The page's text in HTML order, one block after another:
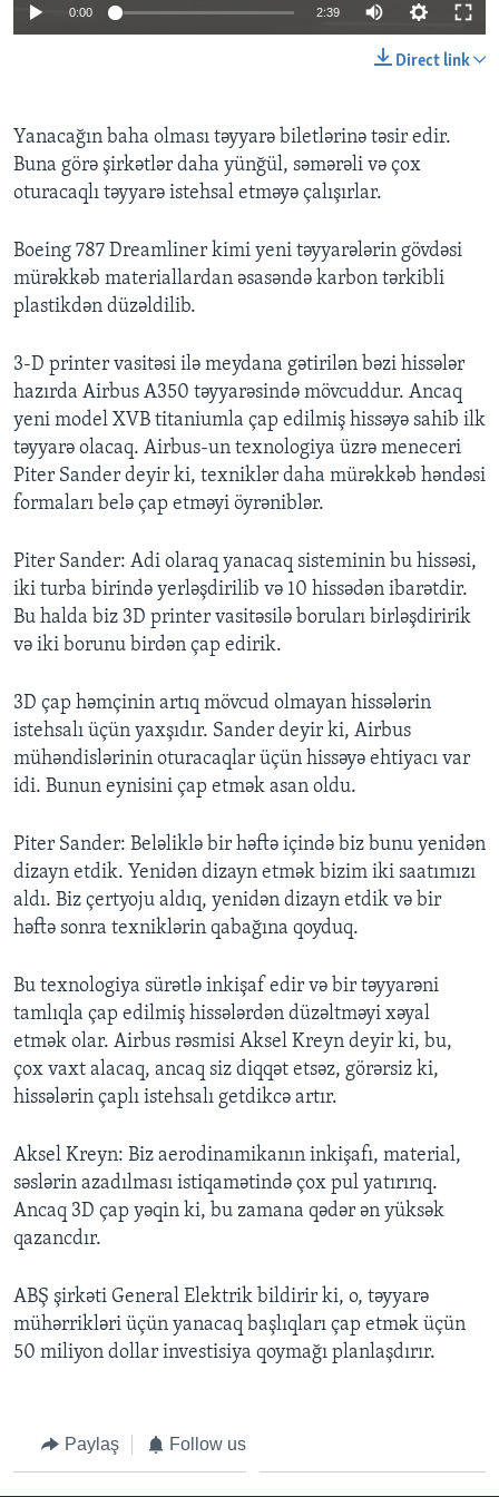
Dillər
0:00 2:39
Direct link
Yanacağın baha olması təyyarə biletlərinə təsir edir.
Buna görə şirkətlər daha yünğül, səmərəli və çox
oturacaqlı təyyarə istehsal etməyə çalışırlar.
Boeing 787 Dreamliner kimi yeni təyyarələrin gövdəsi
mürəkkəb materiallardan əsasəndə karbon tərkibli
plastikdən düzəldilib.
3-D printer vasitəsi ilə meydana gətirilən bəzi hissələr
hazırda Airbus A350 təyyarəsində mövcuddur. Ancaq
yeni model XVB titaniumla çap edilmiş hissəyə sahib ilk
təyyarə olacaq. Airbus-un texnologiya üzrə meneceri
Piter Sander deyir ki, texniklər daha mürəkkəb həndəsi
formaları belə çap etməyi öyrəniblər.
Piter Sander: Adi olaraq yanacaq sisteminin bu hissəsi,
iki turba birində yerləşdirilib və 10 hissədən ibarətdir.
Bu halda biz 3D printer vasitəsilə boruları birləşdiririk
və iki borunu birdən çap edirik.
3D çap həmçinin artıq mövcud olmayan hissələrin
istehsalı üçün yaxşıdır. Sander deyir ki, Airbus
mühəndislərinin oturacaqlar üçün hissəyə ehtiyacı var
idi. Bunun eynisini çap etmək asan oldu.
Piter Sander: Beləliklə bir həftə içində biz bunu yenidən
dizayn etdik. Yenidən dizayn etmək bizim iki saatımızı
aldı. Biz çertyoju aldıq, yenidən dizayn etdik və bir
həftə sonra texniklərin qabağına qoyduq.
Bu texnologiya sürətlə inkişaf edir və bir təyyarəni
tamlıqla çap edilmiş hissələrdən düzəltməyi xəyal
etmək olar. Airbus rəsmisi Aksel Kreyn deyir ki, bu,
çox vaxt alacaq, ancaq siz diqqət etsəz, görərsiz ki,
hissələrin çaplı istehsalı getdikcə artır.
Aksel Kreyn: Biz aerodinamikanın inkişafı, material,
səslərin azadılması istiqamətində çox pul yatırırıq.
Ancaq 3D çap yəqin ki, bu zamana qədər ən yüksək
qazancdır.
ABŞ şirkəti General Elektrik bildirir ki, o, təyyarə
mühərrikləri üçün yanacaq başlıqları çap etmək üçün
50 miliyon dollar investisiya qoymağı planlaşdırır.
Paylaş Follow us